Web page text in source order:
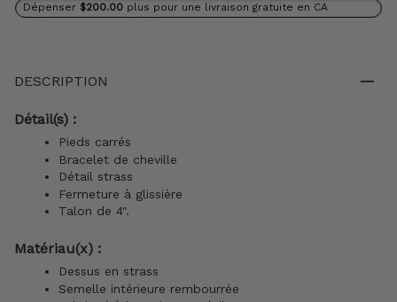
Dépenser $200.00 plus pour une livraison gratuite en CA
DESCRIPTION
Détail(s) :
Pieds carrés
Bracelet de cheville
Détail strass
Fermeture à glissière
Talon de 4".
Matériau(x) :
Dessus en strass
Semelle intérieure rembourrée